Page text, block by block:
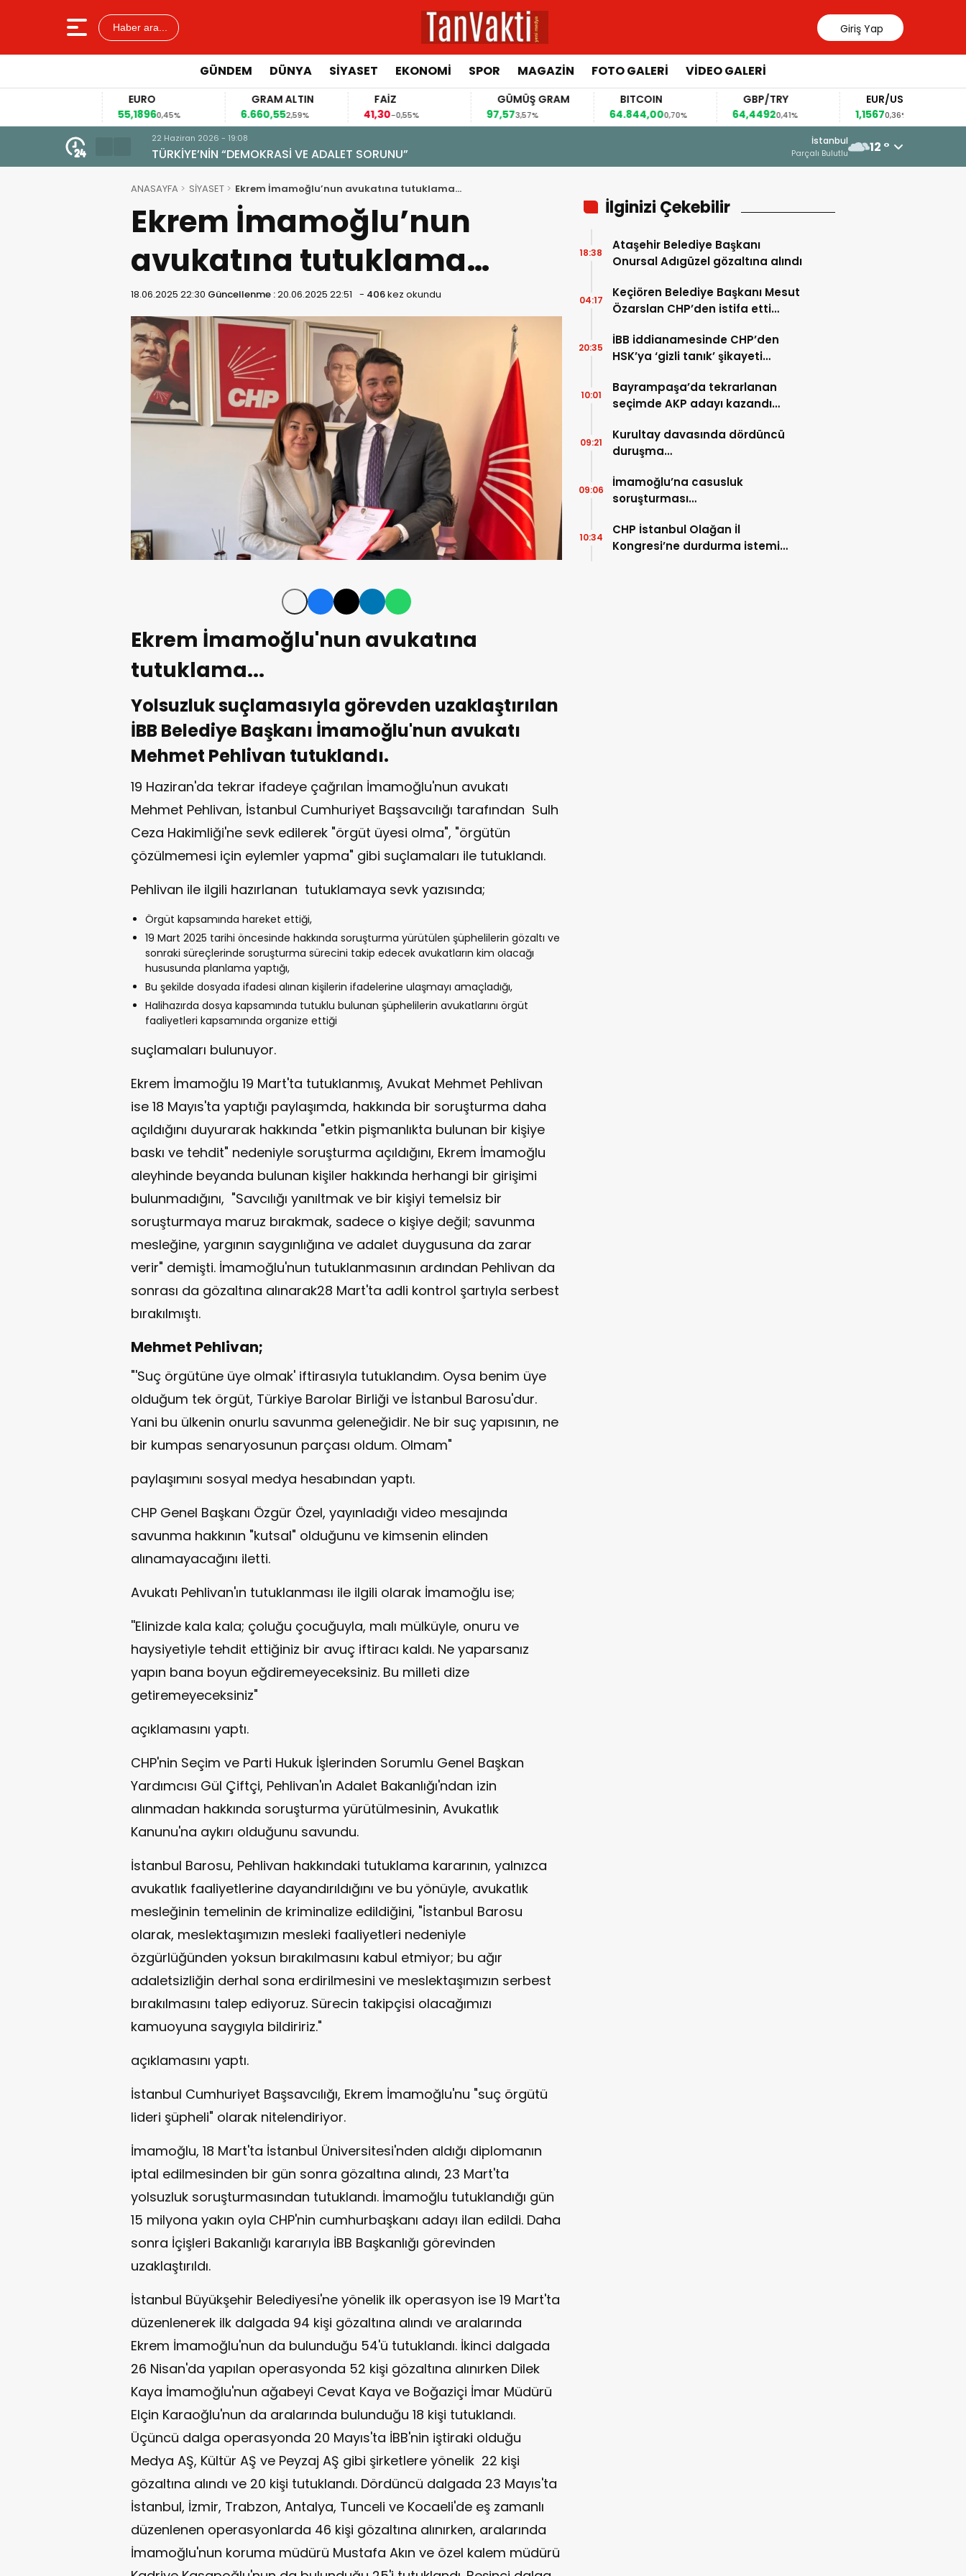
Haber ara... Giriş Yap
GÜNDEM DÜNYA SİYASET EKONOMİ SPOR MAGAZİN FOTO GALERİ VİDEO GALERİ
0,45%
GRAM ALTIN
2,59% -0,55%
GÜMÜŞ GRAM
3,57%
64.844,000,70%
64,4492
0,41% 0,36%
22 Haziran 2026 - 19:08
TÜRKİYE’NİN “DEMOKRASİ VE ADALET SORUNU”
16 Haziran 2026 - 23:33
“DEVLET AKLI” ALDATMACASI
İstanbul
Parçalı Bulutlu 12 °
ANASAYFA SİYASET Ekrem İmamoğlu’nun avukatına tutuklama…
Ekrem İmamoğlu’nun
avukatına tutuklama…
18.06.2025 22:30 Güncellenme :20.06.2025 22:51 - 406kez okundu
Ekrem İmamoğlu'nun avukatına
tutuklama...
Yolsuzluk suçlamasıyla görevden uzaklaştırılan
İBB Belediye Başkanı İmamoğlu'nun avukatı
Mehmet Pehlivan tutuklandı.
19 Haziran'da tekrar ifadeye çağrılan İmamoğlu'nun avukatı
Mehmet Pehlivan, İstanbul Cumhuriyet Başsavcılığı tarafından Sulh
Ceza Hakimliği'ne sevk edilerek "örgüt üyesi olma", "örgütün
çözülmemesi için eylemler yapma" gibi suçlamaları ile tutuklandı.
Pehlivan ile ilgili hazırlanan tutuklamaya sevk yazısında;
Örgüt kapsamında hareket ettiği,
19 Mart 2025 tarihi öncesinde hakkında soruşturma yürütülen şüphelilerin gözaltı ve
sonraki süreçlerinde soruşturma sürecini takip edecek avukatların kim olacağı
hususunda planlama yaptığı,
Bu şekilde dosyada ifadesi alınan kişilerin ifadelerine ulaşmayı amaçladığı,
Halihazırda dosya kapsamında tutuklu bulunan şüphelilerin avukatlarını örgüt
faaliyetleri kapsamında organize ettiği
suçlamaları bulunuyor.
Ekrem İmamoğlu 19 Mart'ta tutuklanmış, Avukat Mehmet Pehlivan
ise 18 Mayıs'ta yaptığı paylaşımda, hakkında bir soruşturma daha
açıldığını duyurarak hakkında "etkin pişmanlıkta bulunan bir kişiye
baskı ve tehdit" nedeniyle soruşturma açıldığını, Ekrem İmamoğlu
aleyhinde beyanda bulunan kişiler hakkında herhangi bir girişimi
bulunmadığını, "Savcılığı yanıltmak ve bir kişiyi temelsiz bir
soruşturmaya maruz bırakmak, sadece o kişiye değil; savunma
mesleğine, yargının saygınlığına ve adalet duygusuna da zarar
verir" demişti. İmamoğlu'nun tutuklanmasının ardından Pehlivan da
sonrası da gözaltına alınarak28 Mart'ta adli kontrol şartıyla serbest
bırakılmıştı.
Mehmet Pehlivan;
"'Suç örgütüne üye olmak' iftirasıyla tutuklandım. Oysa benim üye
olduğum tek örgüt, Türkiye Barolar Birliği ve İstanbul Barosu'dur.
Yani bu ülkenin onurlu savunma geleneğidir. Ne bir suç yapısının, ne
bir kumpas senaryosunun parçası oldum. Olmam"
paylaşımını sosyal medya hesabından yaptı.
CHP Genel Başkanı Özgür Özel, yayınladığı video mesajında
savunma hakkının "kutsal" olduğunu ve kimsenin elinden
alınamayacağını iletti.
Avukatı Pehlivan'ın tutuklanması ile ilgili olarak İmamoğlu ise;
''Elinizde kala kala; çoluğu çocuğuyla, malı mülküyle, onuru ve
haysiyetiyle tehdit ettiğiniz bir avuç iftiracı kaldı. Ne yaparsanız
yapın bana boyun eğdiremeyeceksiniz. Bu milleti dize
getiremeyeceksiniz"
açıklamasını yaptı.
CHP'nin Seçim ve Parti Hukuk İşlerinden Sorumlu Genel Başkan
Yardımcısı Gül Çiftçi, Pehlivan'ın Adalet Bakanlığı'ndan izin
alınmadan hakkında soruşturma yürütülmesinin, Avukatlık
Kanunu'na aykırı olduğunu savundu.
İstanbul Barosu, Pehlivan hakkındaki tutuklama kararının, yalnızca
avukatlık faaliyetlerine dayandırıldığını ve bu yönüyle, avukatlık
mesleğinin temelinin de kriminalize edildiğini, "İstanbul Barosu
olarak, meslektaşımızın mesleki faaliyetleri nedeniyle
özgürlüğünden yoksun bırakılmasını kabul etmiyor; bu ağır
adaletsizliğin derhal sona erdirilmesini ve meslektaşımızın serbest
bırakılmasını talep ediyoruz. Sürecin takipçisi olacağımızı
kamuoyuna saygıyla bildiririz."
açıklamasını yaptı.
İstanbul Cumhuriyet Başsavcılığı, Ekrem İmamoğlu'nu "suç örgütü
lideri şüpheli" olarak nitelendiriyor.
İmamoğlu, 18 Mart'ta İstanbul Üniversitesi'nden aldığı diplomanın
iptal edilmesinden bir gün sonra gözaltına alındı, 23 Mart'ta
yolsuzluk soruşturmasından tutuklandı. İmamoğlu tutuklandığı gün
15 milyona yakın oyla CHP'nin cumhurbaşkanı adayı ilan edildi. Daha
sonra İçişleri Bakanlığı kararıyla İBB Başkanlığı görevinden
uzaklaştırıldı.
İstanbul Büyükşehir Belediyesi'ne yönelik ilk operasyon ise 19 Mart'ta
düzenlenerek ilk dalgada 94 kişi gözaltına alındı ve aralarında
Ekrem İmamoğlu'nun da bulunduğu 54'ü tutuklandı. İkinci dalgada
26 Nisan'da yapılan operasyonda 52 kişi gözaltına alınırken Dilek
Kaya İmamoğlu'nun ağabeyi Cevat Kaya ve Boğaziçi İmar Müdürü
Elçin Karaoğlu'nun da aralarında bulunduğu 18 kişi tutuklandı.
Üçüncü dalga operasyonda 20 Mayıs'ta İBB'nin iştiraki olduğu
Medya AŞ, Kültür AŞ ve Peyzaj AŞ gibi şirketlere yönelik 22 kişi
gözaltına alındı ve 20 kişi tutuklandı. Dördüncü dalgada 23 Mayıs'ta
İstanbul, İzmir, Trabzon, Antalya, Tunceli ve Kocaeli'de eş zamanlı
düzenlenen operasyonlarda 46 kişi gözaltına alınırken, aralarında
İmamoğlu'nun koruma müdürü Mustafa Akın ve özel kalem müdürü
İlginizi Çekebilir
Ataşehir Belediye Başkanı
Onursal Adıgüzel gözaltına alındı
18:38
Keçiören Belediye Başkanı Mesut
Özarslan CHP’den istifa etti…
04:17
İBB iddianamesinde CHP’den
HSK’ya ‘gizli tanık’ şikayeti…
20:35
Bayrampaşa’da tekrarlanan
seçimde AKP adayı kazandı…
10:01
Kurultay davasında dördüncü
duruşma…
09:21
İmamoğlu’na casusluk
soruşturması…
09:06
CHP İstanbul Olağan İl
Kongresi’ne durdurma istemi…
10:34